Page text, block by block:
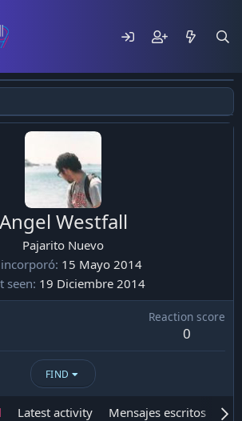
Angel Westfall
Pajarito Nuevo
incorporó 15 Mayo 2014
seen 19 Diciembre 2014
Reaction score
0
FIND
Latest activity Mensajes escritos